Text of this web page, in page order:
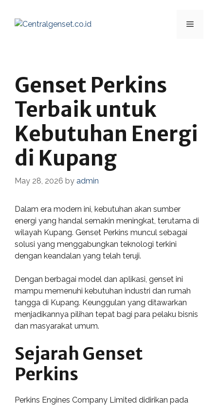
content
Menu
Genset Perkins
Terbaik untuk
Kebutuhan Energi
di Kupang
May 28, 2026 by admin
Dalam era modern ini, kebutuhan akan sumber
energi yang handal semakin meningkat, terutama di
wilayah Kupang. Genset Perkins muncul sebagai
solusi yang menggabungkan teknologi terkini
dengan keandalan yang telah teruji.
Dengan berbagai model dan aplikasi, genset ini
mampu memenuhi kebutuhan industri dan rumah
tangga di Kupang. Keunggulan yang ditawarkan
menjadikannya pilihan tepat bagi para pelaku bisnis
dan masyarakat umum.
Sejarah Genset
Perkins
Perkins Engines Company Limited didirikan pada